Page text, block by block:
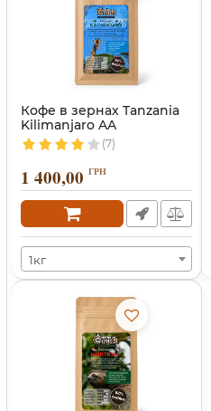
Кофе в зернах Tanzania
Kilimanjaro AA
(Танзания)
(7)
1 400,00 ГРН
1кг